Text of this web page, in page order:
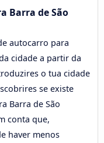
Barra de São
autocarro para
cidade a partir da
o tua cidade
se existe
Barra de São
conta que,
haver menos